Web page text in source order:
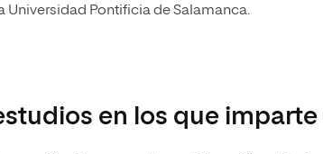
Universidad Pontificia de Salamanca.
en los que imparte